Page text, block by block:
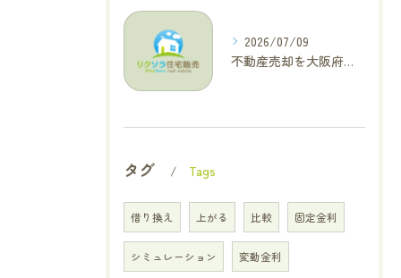
2026/07/09
不動産売却を大阪府交野市で成功に導く三大タブー回避と高価格査定の極意
タグ Tags
借り換え 上がる 比較 固定金利
シミュレーション 変動金利